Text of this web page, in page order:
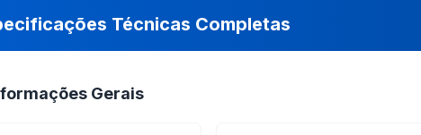
Técnicas Completas
Gerais